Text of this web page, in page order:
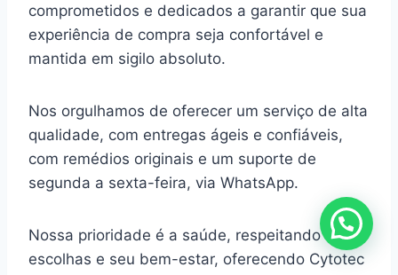
comprometidos e dedicados a garantir que sua
experiência de compra seja confortável e
mantida em sigilo absoluto.
Nos orgulhamos de oferecer um serviço de alta
qualidade, com entregas ágeis e confiáveis,
com remédios originais e um suporte de
segunda a sexta-feira, via WhatsApp.
Nossa prioridade é a saúde, respeitando suas
escolhas e seu bem-estar, oferecendo Cytotec